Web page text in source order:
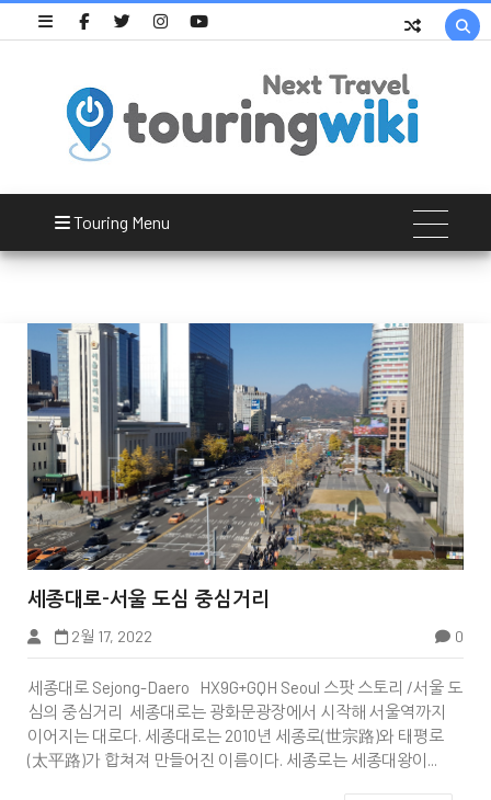

Touring Menu


한국프레스센터
세종대로-서울 도심 중심거리
2월 17, 2022 0
세종대로 Sejong-Daero HX9G+GQH Seoul 스팟 스토리 /서울 도
심의 중심거리 세종대로는 광화문광장에서 시작해 서울역까지
이어지는 대로다. 세종대로는 2010년 세종로(世宗路)와 태평로
(太平路)가 합쳐져 만들어진 이름이다. 세종로는 세종대왕이...
Tip&Info